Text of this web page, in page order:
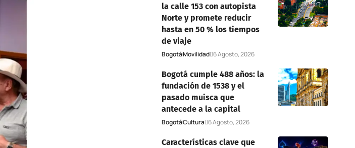
la calle 153 con autopista
Norte y promete reducir
hasta en 50 % los tiempos
de viaje
BogotáMovilidad 6 Agosto, 2026
Bogotá cumple 488 años: la
fundación de 1538 y el
pasado muisca que
antecede a la capital
BogotáCultura 6 Agosto, 2026
Características clave que